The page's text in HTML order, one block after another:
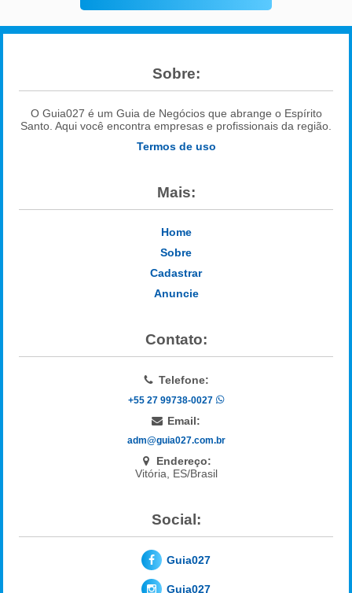
Sobre:
O Guia027 é um Guia de Negócios que abrange o Espírito
Santo. Aqui você encontra empresas e profissionais da região.
Termos de uso
Mais:
Home
Sobre
Cadastrar
Anuncie
Contato:
Telefone:
+55 27 99738-0027
Email:
adm@guia027.com.br
Endereço:
Vitória, ES/Brasil
Social:
Guia027
Guia027